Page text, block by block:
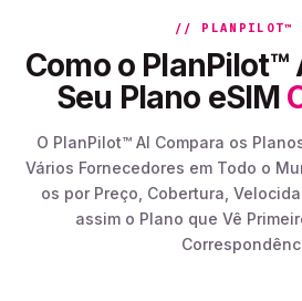
// PLANPILOT™
Como o PlanPilot™
Seu Plano eSIM
O PlanPilot™ AI Compara os
Vários Fornecedores em Todo o
os por Preço, Cobertura,
assim o Plano que Vê